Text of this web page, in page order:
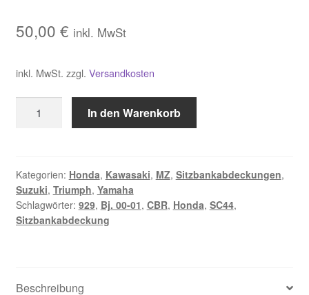
50,00 € inkl. MwSt
inkl. MwSt. zzgl. Versandkosten
929
Soziusabdeckung
Bj.
00-
In den Warenkorb
Kategorien: Honda, Kawasaki, MZ, Sitzbankabdeckungen,
Suzuki, Triumph, Yamaha
Schlagwörter: 929, Bj. 00-01, CBR, Honda, SC44,
Sitzbankabdeckung
Beschreibung